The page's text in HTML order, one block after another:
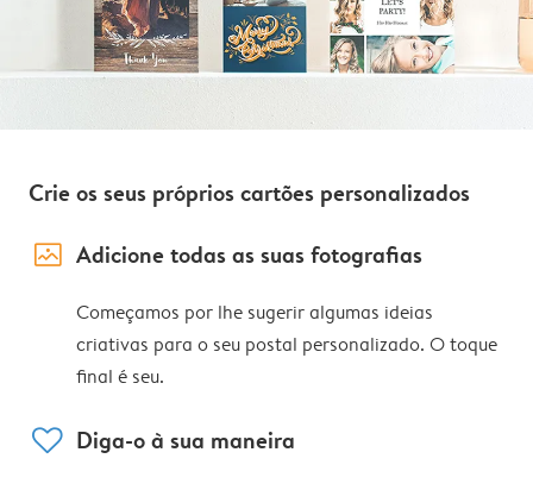
Crie os seus próprios cartões personalizados
image_placeholder Adicione todas as suas fotografias
Começamos por lhe sugerir algumas ideias
criativas para o seu postal personalizado. O toque
final é seu.
heart Diga-o à sua maneira